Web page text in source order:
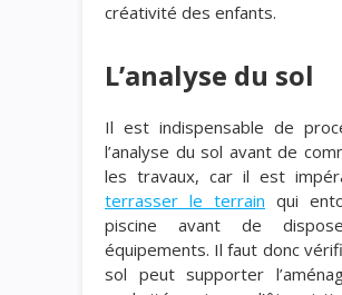
créativité des enfants.
L’analyse du sol
Il est indispensable de
l’analyse du sol avant de
les travaux, car il est
terrasser le terrain qui
piscine avant de
équipements. Il faut donc
sol peut supporter